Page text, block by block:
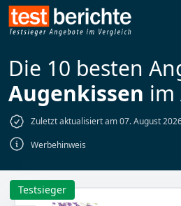
Die 10 besten
Augenkissen im
Zuletzt aktualisiert am 07. August
Werbehinweis
Testsieger